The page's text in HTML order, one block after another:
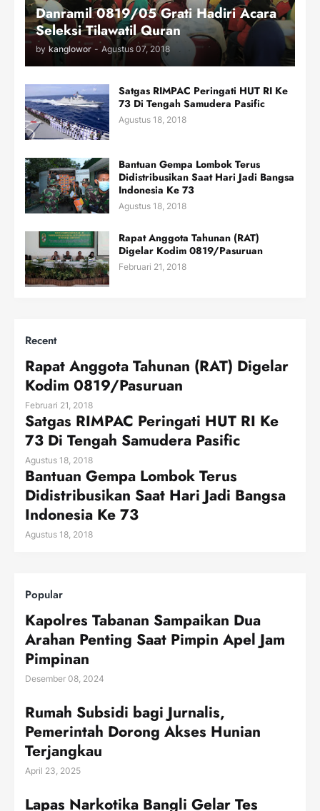
Danramil 0819/05 Grati Hadiri Acara
Seleksi Tilawatil Quran
by kanglowor - Agustus 07, 2018
Satgas RIMPAC Peringati HUT RI Ke
73 Di Tengah Samudera Pasific
Agustus 18, 2018
Bantuan Gempa Lombok Terus
Didistribusikan Saat Hari Jadi Bangsa
Indonesia Ke 73
Agustus 18, 2018
Rapat Anggota Tahunan (RAT)
Digelar Kodim 0819/Pasuruan
Februari 21, 2018
Recent
Rapat Anggota Tahunan (RAT) Digelar
Kodim 0819/Pasuruan
Februari 21, 2018
Satgas RIMPAC Peringati HUT RI Ke
73 Di Tengah Samudera Pasific
Agustus 18, 2018
Bantuan Gempa Lombok Terus
Didistribusikan Saat Hari Jadi Bangsa
Indonesia Ke 73
Agustus 18, 2018
Popular
Kapolres Tabanan Sampaikan Dua
Arahan Penting Saat Pimpin Apel Jam
Pimpinan
Desember 08, 2024
Rumah Subsidi bagi Jurnalis,
Pemerintah Dorong Akses Hunian
Terjangkau
April 23, 2025
Lapas Narkotika Bangli Gelar Tes